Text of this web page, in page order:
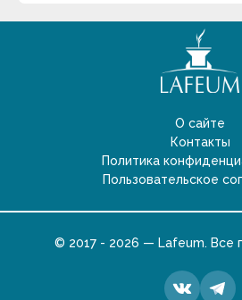
О сайте
Контакты
Политика
Пользовательское
© 2017 - 2026 — Lafeum. Все